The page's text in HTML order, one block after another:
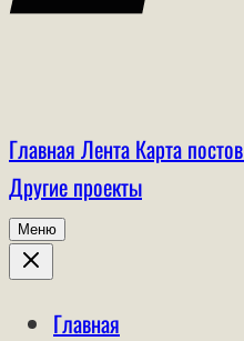
Главная Лента Карта постов
Другие проекты
Меню
Главная